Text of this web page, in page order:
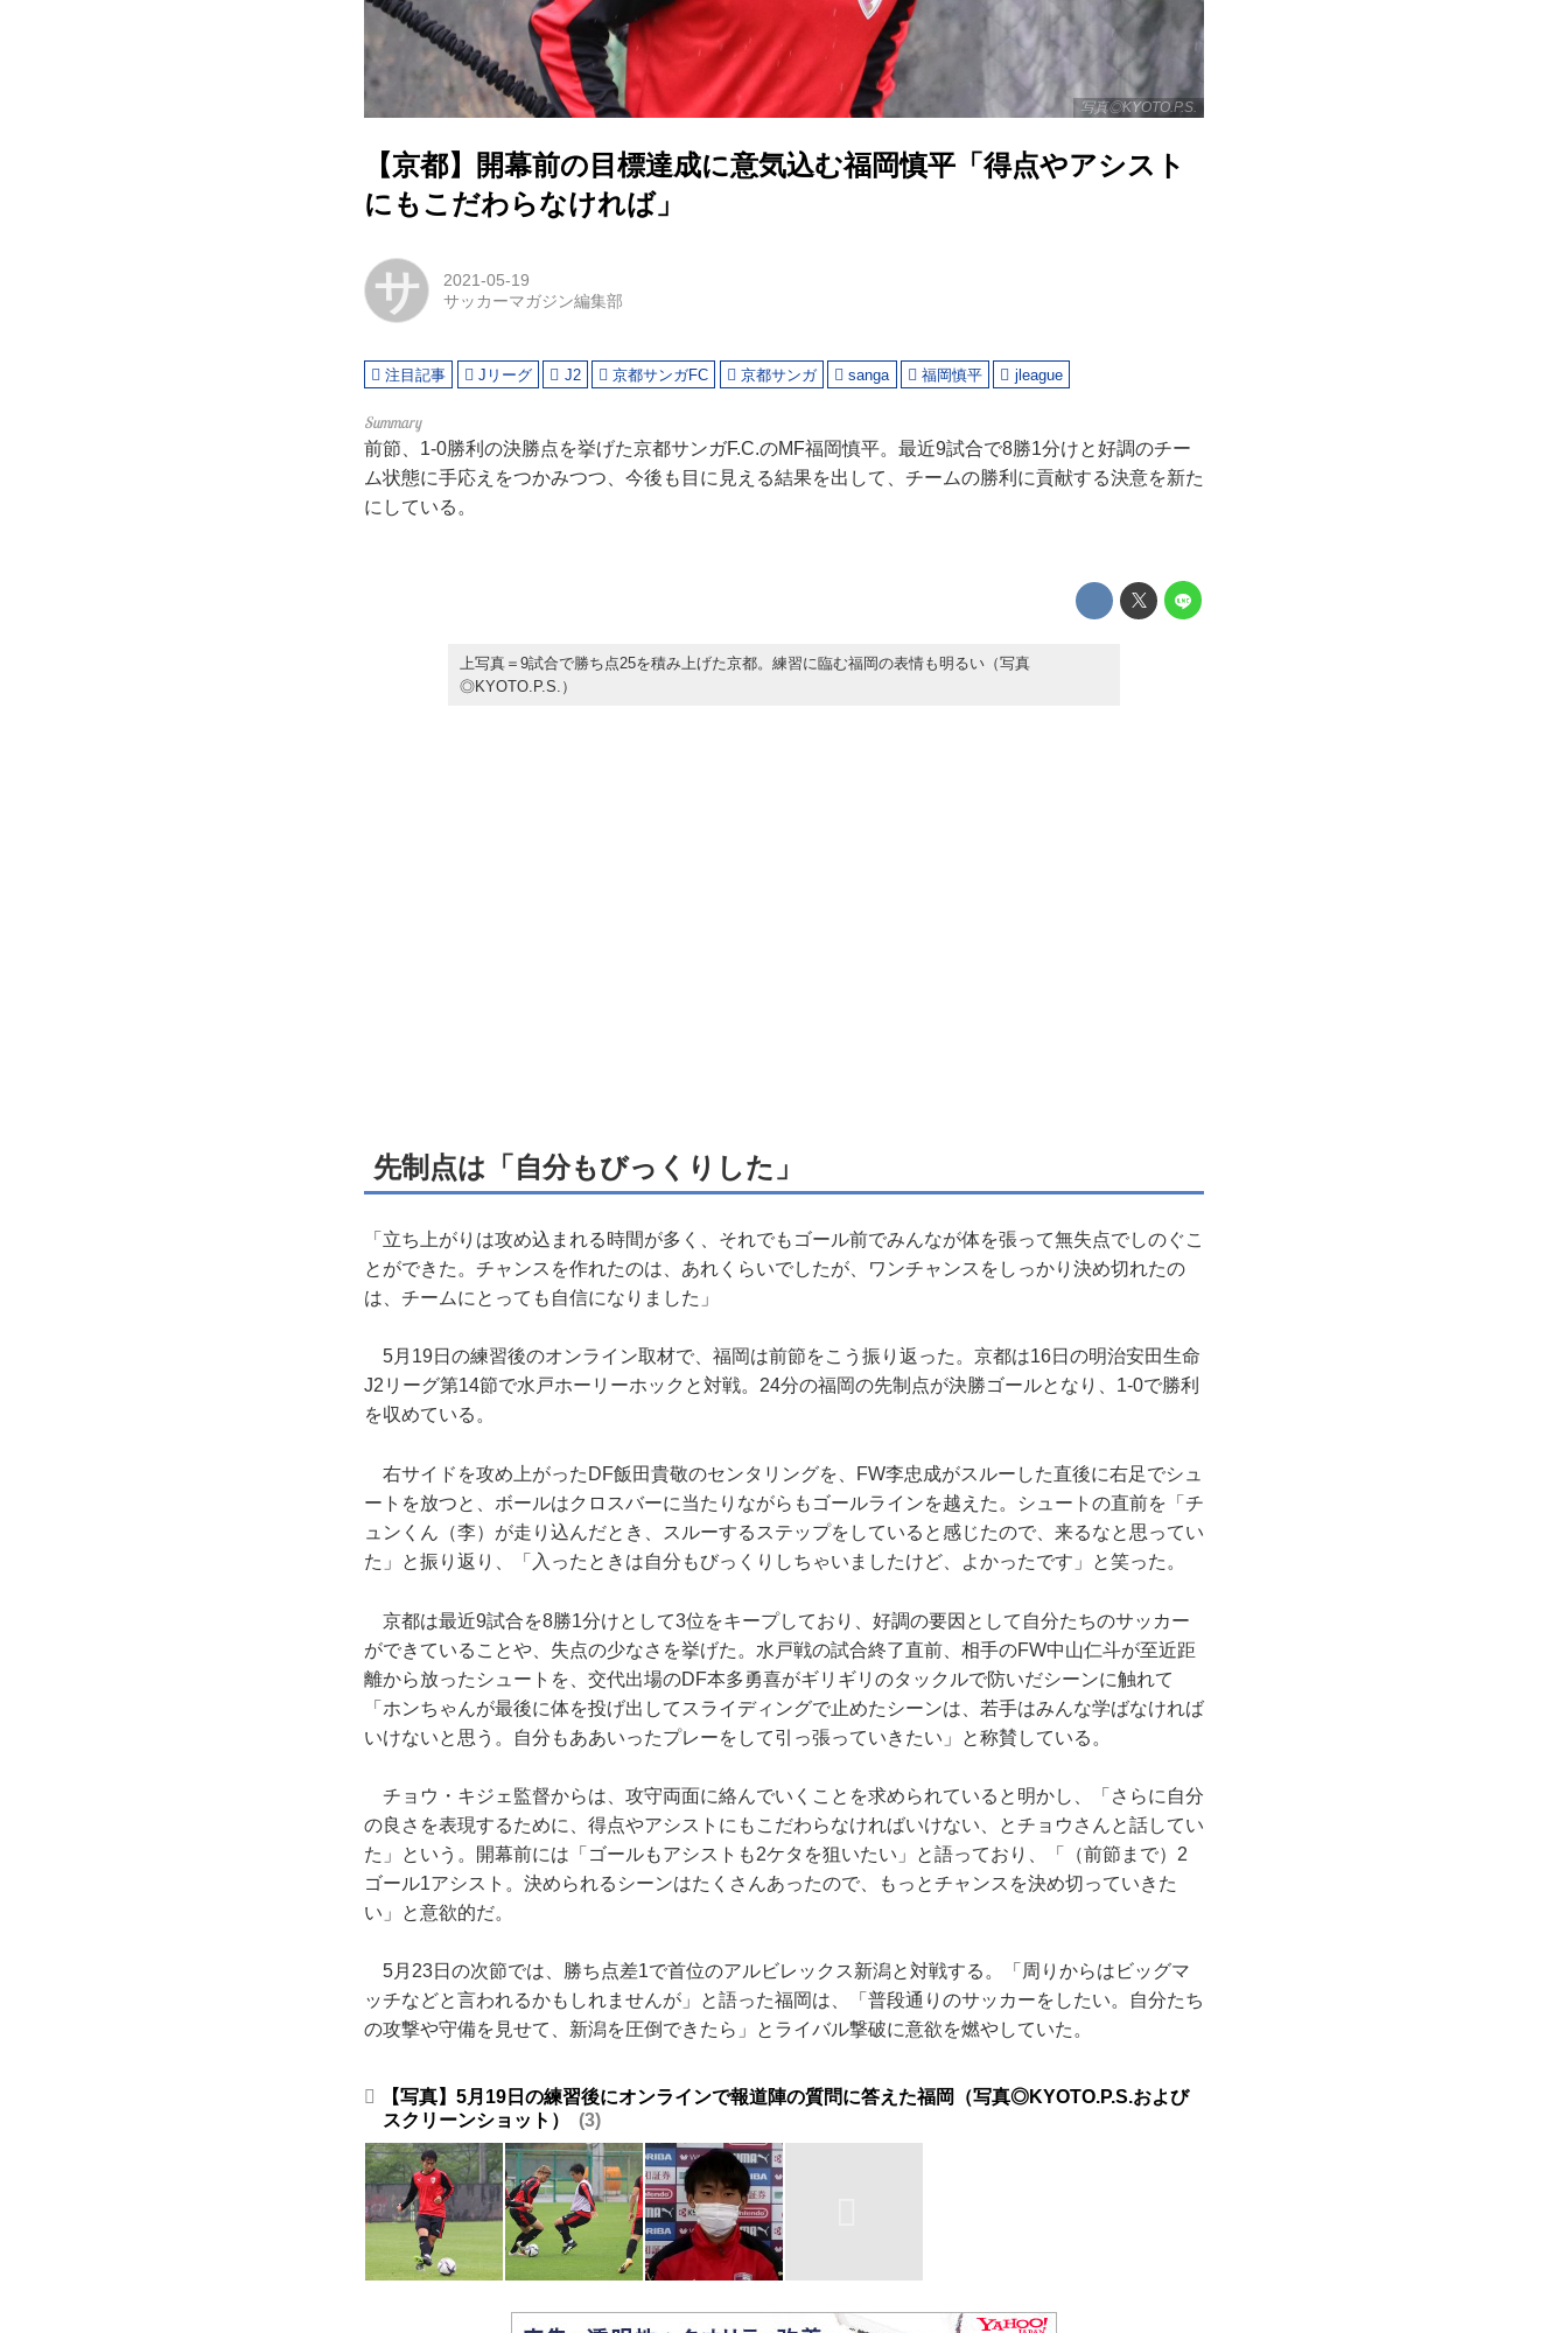
写真◎KYOTO.P.S.
【京都】開幕前の目標達成に意気込む福岡慎平「得点やアシスト
にもこだわらなければ」
サ
2021-05-19
サッカーマガジン編集部
注目記事 Jリーグ J2 京都サンガFC 京都サンガ sanga 福岡慎平 jleague
前節、1-0勝利の決勝点を挙げた京都サンガF.C.のMF福岡慎平。最近9試合で8勝1分けと好調のチー
ム状態に手応えをつかみつつ、今後も目に見える結果を出して、チームの勝利に貢献する決意を新た
にしている。
上写真＝9試合で勝ち点25を積み上げた京都。練習に臨む福岡の表情も明るい（写真
◎KYOTO.P.S.）
先制点は「自分もびっくりした」
「立ち上がりは攻め込まれる時間が多く、それでもゴール前でみんなが体を張って無失点でしのぐこ
とができた。チャンスを作れたのは、あれくらいでしたが、ワンチャンスをしっかり決め切れたの
は、チームにとっても自信になりました」
5月19日の練習後のオンライン取材で、福岡は前節をこう振り返った。京都は16日の明治安田生命
J2リーグ第14節で水戸ホーリーホックと対戦。24分の福岡の先制点が決勝ゴールとなり、1-0で勝利
を収めている。
右サイドを攻め上がったDF飯田貴敬のセンタリングを、FW李忠成がスルーした直後に右足でシュ
ートを放つと、ボールはクロスバーに当たりながらもゴールラインを越えた。シュートの直前を「チ
ュンくん（李）が走り込んだとき、スルーするステップをしていると感じたので、来るなと思ってい
た」と振り返り、「入ったときは自分もびっくりしちゃいましたけど、よかったです」と笑った。
京都は最近9試合を8勝1分けとして3位をキープしており、好調の要因として自分たちのサッカー
ができていることや、失点の少なさを挙げた。水戸戦の試合終了直前、相手のFW中山仁斗が至近距
離から放ったシュートを、交代出場のDF本多勇喜がギリギリのタックルで防いだシーンに触れて
「ホンちゃんが最後に体を投げ出してスライディングで止めたシーンは、若手はみんな学ばなければ
いけないと思う。自分もああいったプレーをして引っ張っていきたい」と称賛している。
チョウ・キジェ監督からは、攻守両面に絡んでいくことを求められていると明かし、「さらに自分
の良さを表現するために、得点やアシストにもこだわらなければいけない、とチョウさんと話してい
た」という。開幕前には「ゴールもアシストも2ケタを狙いたい」と語っており、「（前節まで）2
ゴール1アシスト。決められるシーンはたくさんあったので、もっとチャンスを決め切っていきた
い」と意欲的だ。
5月23日の次節では、勝ち点差1で首位のアルビレックス新潟と対戦する。「周りからはビッグマ
ッチなどと言われるかもしれませんが」と語った福岡は、「普段通りのサッカーをしたい。自分たち
の攻撃や守備を見せて、新潟を圧倒できたら」とライバル撃破に意欲を燃やしていた。
【写真】5月19日の練習後にオンラインで報道陣の質問に答えた福岡（写真◎KYOTO.P.S.および
スクリーンショット）
3